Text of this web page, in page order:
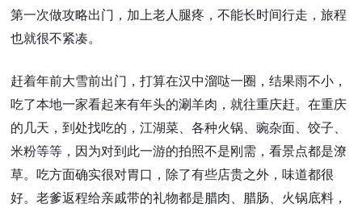
第一次做攻略出门，加上老人腿疼，不能长时间行走，旅程
也就很不紧凑。
赶着年前大雪前出门，打算在汉中溜哒一圈，结果雨不小，
吃了本地一家看起来有年头的涮羊肉，就往重庆赶。在重庆
的几天，到处找吃的，江湖菜、各种火锅、豌杂面、饺子、
米粉等等，因为对到此一游的拍照不是刚需，看景点都是潦
草。吃方面确实很对胃口，除了有些店贵之外，味道都很
好。老爹返程给亲戚带的礼物都是腊肉、腊肠、火锅底料，